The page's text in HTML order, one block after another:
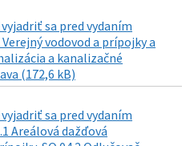
sa pred vydaním
vodovod a prípojky a
a kanalizačné
(172,6 kB)
sa pred vydaním
Areálová dažďová